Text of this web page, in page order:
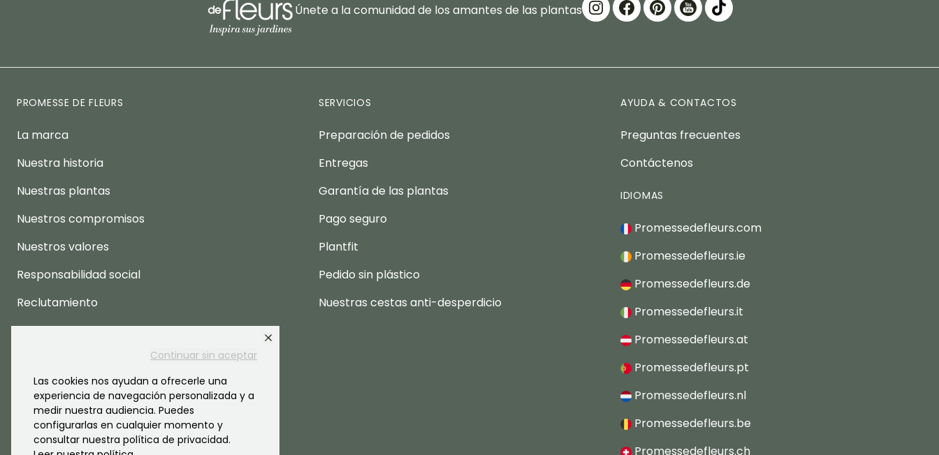
Continuar sin aceptar
Las cookies nos ayudan a ofrecerle una
experiencia de navegación personalizada y a
medir nuestra audiencia. Puedes
configurarlas en cualquier momento y
consultar nuestra política de privacidad.
Únete a la comunidad de los amantes de las plantas
PROMESSE DE FLEURS
La marca
Nuestra historia
Nuestras plantas
Nuestros compromisos
Nuestros valores
Responsabilidad social
Reclutamiento
Espacio prensa
SERVICIOS
Preparación de pedidos
Entregas
Garantía de las plantas
Pago seguro
Plantfit
Pedido sin plástico
Nuestras cestas anti-desperdicio
AYUDA & CONTACTOS
Preguntas frecuentes
Contáctenos
IDIOMAS
Promessedefleurs.com
Promessedefleurs.ie
Promessedefleurs.de
Promessedefleurs.it
Promessedefleurs.at
Promessedefleurs.pt
Promessedefleurs.nl
Promessedefleurs.be
Promessedefleurs.ch